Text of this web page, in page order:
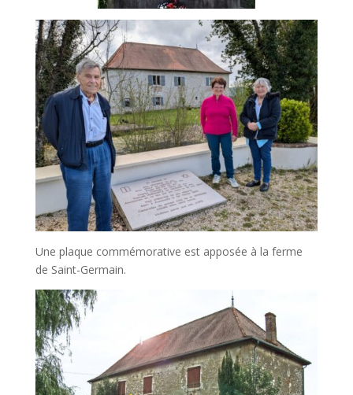
Une plaque commémorative est apposée à la ferme
de Saint-Germain.